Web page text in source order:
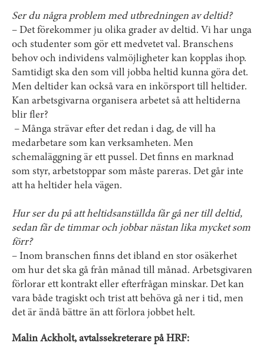
Ser du några problem med utbredningen av deltid?
– Det förekommer ju olika grader av deltid. Vi har unga
och studenter som gör ett medvetet val. Branschens
behov och individens valmöjligheter kan kopplas ihop.
Samtidigt ska den som vill jobba heltid kunna göra det.
Men deltider kan också vara en inkörsport till heltider.
Kan arbetsgivarna organisera arbetet så att heltiderna
blir fler?
– Många strävar efter det redan i dag, de vill ha
medarbetare som kan verksamheten. Men
schemaläggning är ett pussel. Det finns en marknad
som styr, arbetstoppar som måste pareras. Det går inte
att ha heltider hela vägen.
Hur ser du på att heltidsanställda får gå ner till deltid,
sedan får de timmar och jobbar nästan lika mycket som
förr?
– Inom branschen finns det ibland en stor osäkerhet
om hur det ska gå från månad till månad. Arbetsgivaren
förlorar ett kontrakt eller efterfrågan minskar. Det kan
vara både tragiskt och trist att behöva gå ner i tid, men
det är ändå bättre än att förlora jobbet helt.
Malin Ackholt, avtalssekreterare på HRF: